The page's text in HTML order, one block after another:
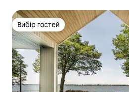
Вибір гостей
Вибір гостей